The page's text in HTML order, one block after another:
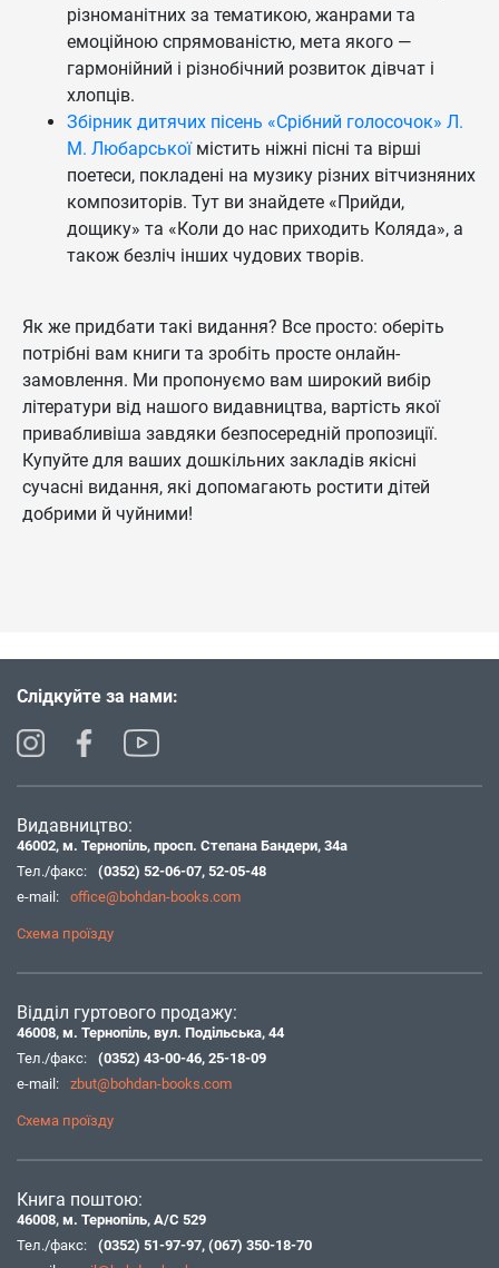
різноманітних за тематикою, жанрами та
емоційною спрямованістю, мета якого —
гармонійний і різнобічний розвиток дівчат і
хлопців.
Збірник дитячих пісень «Срібний голосочок» Л.
М. Любарськоїмістить ніжні пісні та вірші
поетеси, покладені на музику різних вітчизняних
композиторів. Тут ви знайдете «Прийди,
дощику» та «Коли до нас приходить Коляда», а
також безліч інших чудових творів.
Як же придбати такі видання? Все просто: оберіть
потрібні вам книги та зробіть просте онлайн-
замовлення. Ми пропонуємо вам широкий вибір
літератури від нашого видавництва, вартість якої
привабливіша завдяки безпосередній пропозиції.
Купуйте для ваших дошкільних закладів якісні
сучасні видання, які допомагають ростити дітей
добрими й чуйними!
Слідкуйте за нами:
Видавництво:
46002, м. Тернопіль, просп. Степана Бандери, 34а
Тел./факс:
(0352) 52-06-07, 52-05-48
e-mail:
office@bohdan-books.com
Схема проїзду
Відділ гуртового продажу:
46008, м. Тернопіль, вул. Подільська, 44
Тел./факс:
(0352) 43-00-46, 25-18-09
e-mail:
zbut@bohdan-books.com
Схема проїзду
Книга поштою:
46008, м. Тернопіль, А/С 529
Тел./факс:
(0352) 51-97-97, (067) 350-18-70